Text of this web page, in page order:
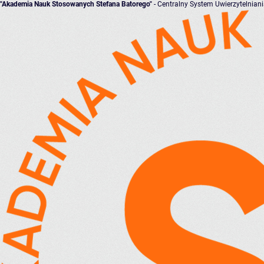
"Akademia Nauk Stosowanych Stefana Batorego" - Centralny System